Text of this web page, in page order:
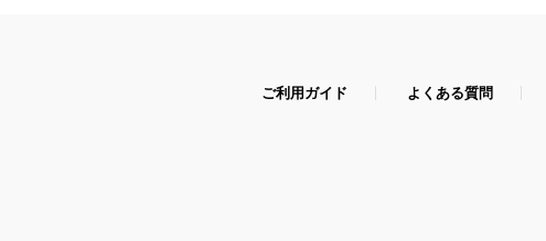
ご利用ガイド よくある質問